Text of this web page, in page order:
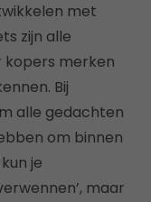
met
zijn alle
merken
Bij
alle gedachten
om binnen
je
maar